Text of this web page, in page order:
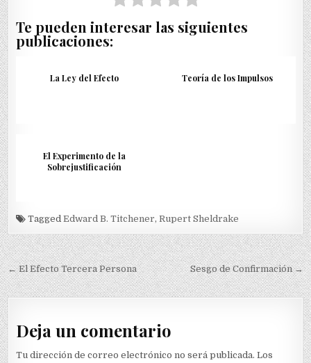
Te pueden interesar las siguientes
publicaciones:
La Ley del Efecto Teoría de los Impulsos
El Experimento de la
Sobrejustificación
TaggedEdward B. Titchener,Rupert Sheldrake
Navegación
de
entradas
← El Efecto Tercera Persona Sesgo de Confirmación →
Deja un comentario
Tu dirección de correo electrónico no será publicada. Los